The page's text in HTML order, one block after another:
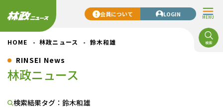
MENU
会員について LOGIN
HOME 林政ニュース 鈴木和雄
RINSEI News
林政ニュース
検索結果タグ：鈴木和雄